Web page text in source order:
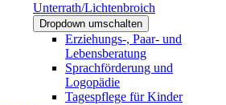
Unterrath/Lichtenbroich
Dropdown umschalten
Erziehungs-, Paar- und
Lebensberatung
Sprachförderung und
Logopädie
Tagespflege für Kinder